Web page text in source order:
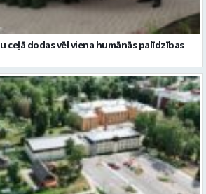
ceļā dodas vēl viena humānās palīdzības